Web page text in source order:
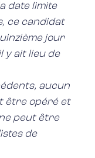
date limite
ce candidat
jour
y ait lieu de
aucun
être opéré et
peut être
de